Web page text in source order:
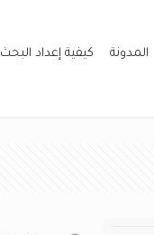
المدونة كيفية إعداد البحث